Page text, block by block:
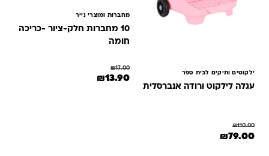
ילקוטים ותיקים לבית ספר
עגלה לילקוט ורודה אנברסלית
₪110.00
המחיר המקורי היה: ₪110.00.
₪79.00
מחברות ומוצרי נייר
10 מחברות חלק-ציור -כריכה
חומה
₪17.00
המחיר המקורי היה: ₪17.00.
₪13.90